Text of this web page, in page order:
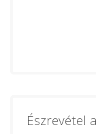
Észrevétel